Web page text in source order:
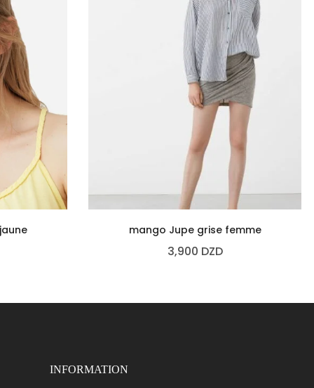
mango Jupe grise femme
3,900 DZD
INFORMATION